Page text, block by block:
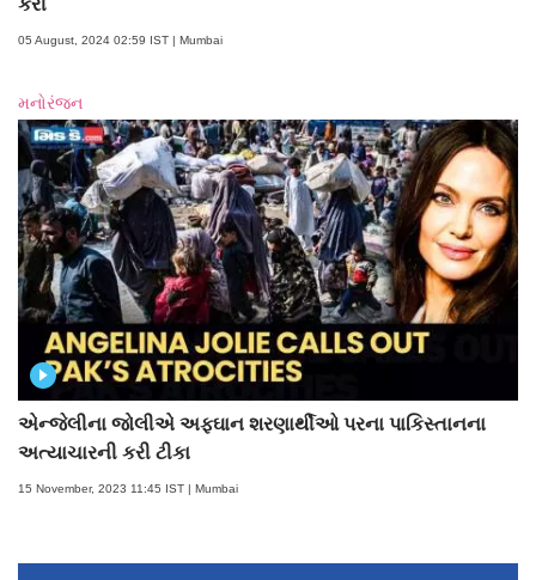
કરી
05 August, 2024 02:59 IST | Mumbai
મનોરંજન
એન્જેલીના જોલીએ અફઘાન શરણાર્થીઓ પરના પાકિસ્તાનના
અત્યાચારની કરી ટીકા
15 November, 2023 11:45 IST | Mumbai